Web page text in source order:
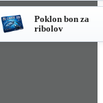
Poklon bon za
ribolov